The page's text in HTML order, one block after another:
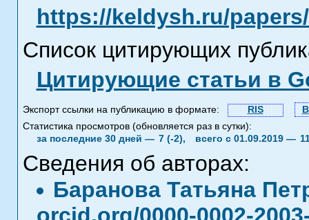
https://keldysh.ru/
Список цитирующих
Цитирующие статьи в
Экспорт ссылки на публикацию в формате: RIS
Статистика просмотров (обновляется раз в сутки):
за последние 30 дней — 7 (-2), всего с 01.09.2019 —
Сведения об авторах:
Баранова Татьяна